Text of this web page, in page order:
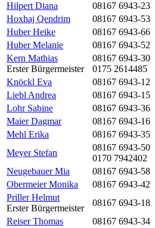
Hilpert Diana
08167 6943-23
Hoxhaj Qendrim
08167 6943-53
Huber Heike
08167 6943-66
Huber Melanie
08167 6943-52
Kern Mathias
Erster Bürgermeister
08167 6943-30
0175 2614485
Knöckl Eva
08167 6943-12
Liebl Andrea
08167 6943-15
Lohr Sabine
08167 6943-36
Maier Dagmar
08167 6943-16
Mehl Erika
08167 6943-35
Meyer Stefan
08167 6943-50
0170 7942402
Neugebauer Mia
08167 6943-58
Obermeier Monika
08167 6943-42
Priller Helmut
Erster Bürgermeister
08167 6943-18
Reiser Thomas
08167 6943-34